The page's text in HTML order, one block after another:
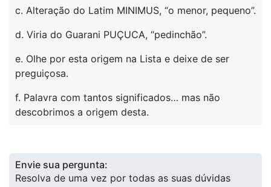
c. Alteração do Latim MINIMUS, “o menor, pequeno”.
d. Viria do Guarani PUÇUCA, “pedinchão”.
e. Olhe por esta origem na Lista e deixe de ser
preguiçosa.
f. Palavra com tantos significados… mas não
descobrimos a origem desta.
Envie sua pergunta:
Resolva de uma vez por todas as suas dúvidas